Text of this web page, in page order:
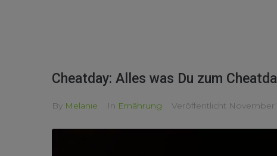
Cheatday: Alles was Du zum
By Melanie In Ernährung Veröffentlicht November